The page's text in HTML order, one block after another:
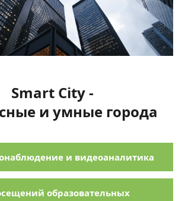
Smart City -
и умные города
и видеоаналитика
образовательных